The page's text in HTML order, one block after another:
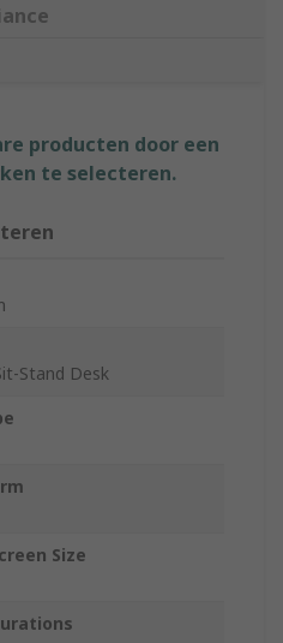
producten door een
te selecteren.
Stand Desk
Size